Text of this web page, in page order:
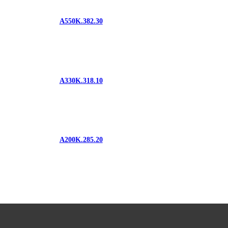
A550K.382.30
A330K.318.10
A200K.285.20